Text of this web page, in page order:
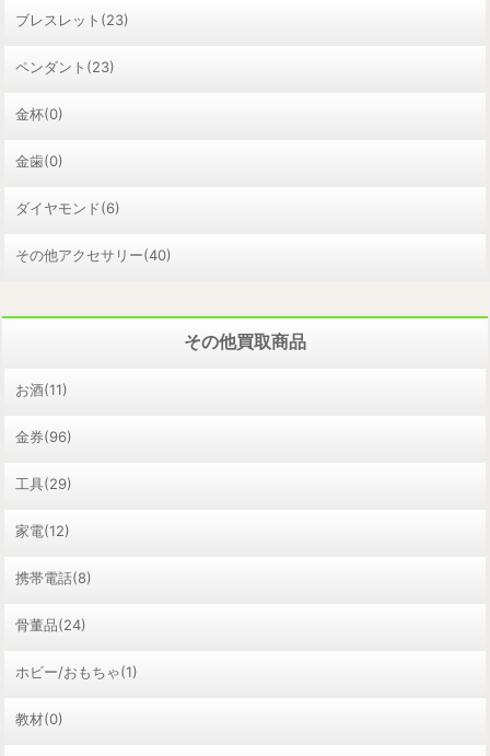
ブレスレット(23)
ペンダント(23)
金杯(0)
金歯(0)
ダイヤモンド(6)
その他アクセサリー(40)
その他買取商品
お酒(11)
金券(96)
工具(29)
家電(12)
携帯電話(8)
骨董品(24)
ホビー/おもちゃ(1)
教材(0)